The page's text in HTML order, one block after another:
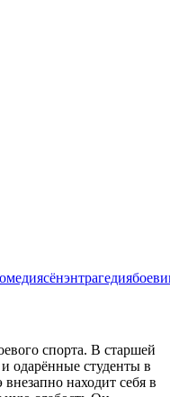
сёнэнтрагедия
спорта. В старшей
одарённые студенты в
находит себя в